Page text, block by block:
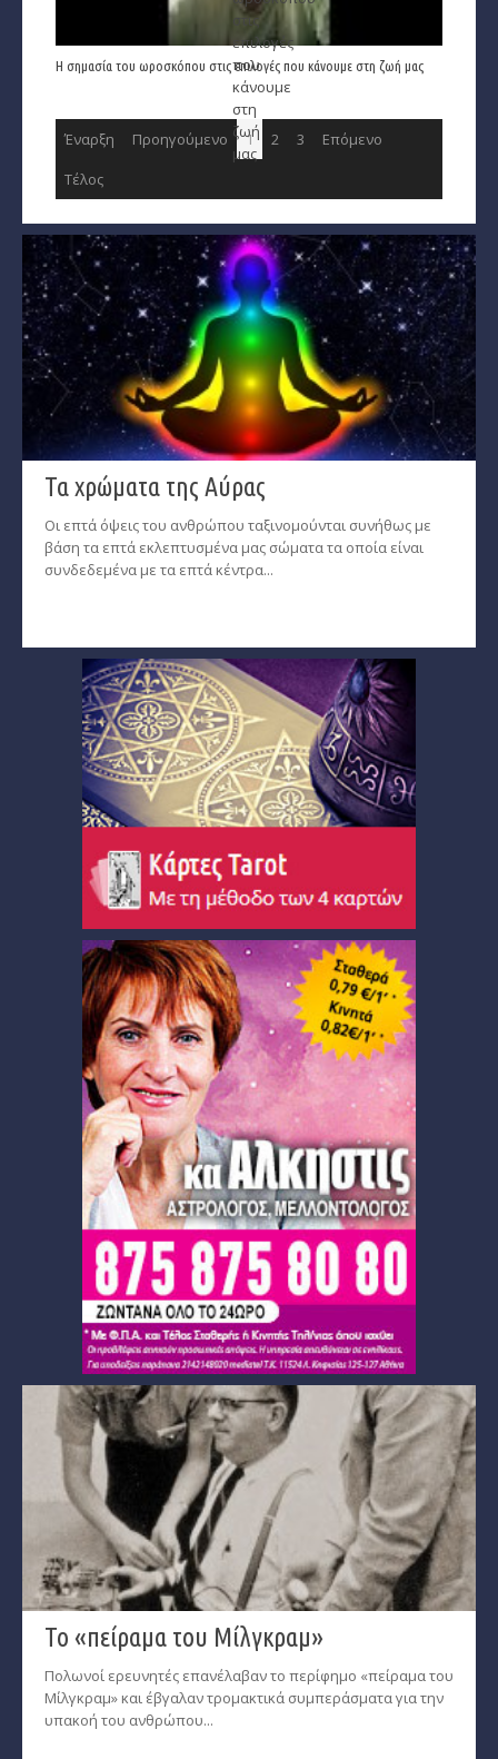
Η σημασία του ωροσκόπου στις επιλογές που κάνουμε στη ζωή μας
Έναρξη Προηγούμενο 1 2 3
Επόμενο
Τέλος
Τα χρώματα της Αύρας
Οι επτά όψεις του ανθρώπου ταξινομούνται συνήθως με
βάση τα επτά εκλεπτυσμένα μας σώματα τα οποία είναι
συνδεδεμένα με τα επτά κέντρα...
Το «πείραμα του Μίλγκραμ»
Πολωνοί ερευνητές επανέλαβαν το περίφημο «πείραμα του
Μίλγκραμ» και έβγαλαν τρομακτικά συμπεράσματα για την
υπακοή του ανθρώπου...